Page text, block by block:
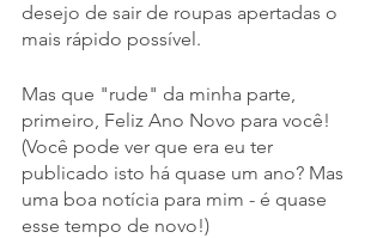
desejo de sair de roupas apertadas o
mais rápido possível.
Mas que "rude" da minha parte,
primeiro, Feliz Ano Novo para você!
(Você pode ver que era eu ter
publicado isto há quase um ano? Mas
uma boa notícia para mim - é quase
esse tempo de novo!)